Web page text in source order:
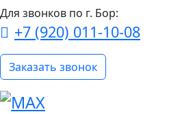
Для звонков по г. Бор:
+7 (920) 011-10-08
Заказать звонок